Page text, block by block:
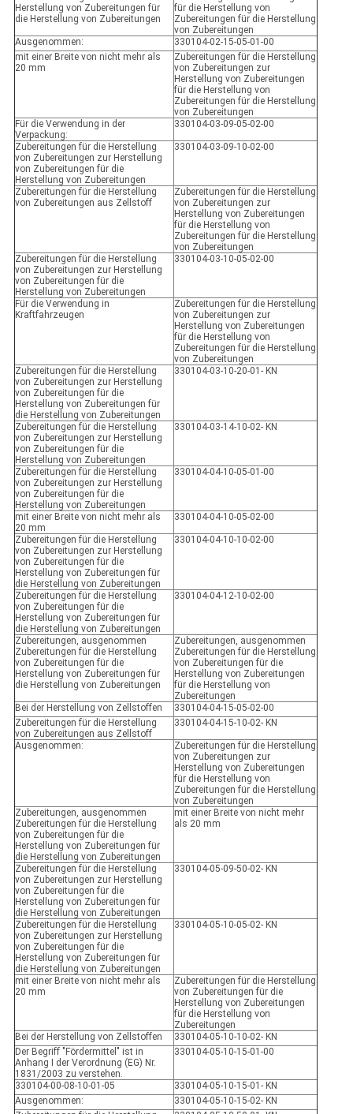
Herstellung von Zubereitungen für
die Herstellung von Zubereitungen
für die Herstellung von
Zubereitungen für die Herstellung
von Zubereitungen
Ausgenommen:
330104-02-15-05-01-00
mit einer Breite von nicht mehr als
20 mm
Zubereitungen für die Herstellung
von Zubereitungen zur
Herstellung von Zubereitungen
für die Herstellung von
Zubereitungen für die Herstellung
von Zubereitungen
Für die Verwendung in der
Verpackung:
330104-03-09-05-02-00
Zubereitungen für die Herstellung
von Zubereitungen zur Herstellung
von Zubereitungen für die
Herstellung von Zubereitungen
330104-03-09-10-02-00
Zubereitungen für die Herstellung
von Zubereitungen aus Zellstoff
Zubereitungen für die Herstellung
von Zubereitungen zur
Herstellung von Zubereitungen
für die Herstellung von
Zubereitungen für die Herstellung
von Zubereitungen
Zubereitungen für die Herstellung
von Zubereitungen zur Herstellung
von Zubereitungen für die
Herstellung von Zubereitungen
330104-03-10-05-02-00
Für die Verwendung in
Kraftfahrzeugen
Zubereitungen für die Herstellung
von Zubereitungen zur
Herstellung von Zubereitungen
für die Herstellung von
Zubereitungen für die Herstellung
von Zubereitungen
Zubereitungen für die Herstellung
von Zubereitungen zur Herstellung
von Zubereitungen für die
Herstellung von Zubereitungen für
die Herstellung von Zubereitungen
330104-03-10-20-01- KN
Zubereitungen für die Herstellung
von Zubereitungen zur Herstellung
von Zubereitungen für die
Herstellung von Zubereitungen
330104-03-14-10-02- KN
Zubereitungen für die Herstellung
von Zubereitungen zur Herstellung
von Zubereitungen für die
Herstellung von Zubereitungen
330104-04-10-05-01-00
mit einer Breite von nicht mehr als
20 mm
330104-04-10-05-02-00
Zubereitungen für die Herstellung
von Zubereitungen zur Herstellung
von Zubereitungen für die
Herstellung von Zubereitungen für
die Herstellung von Zubereitungen
330104-04-10-10-02-00
Zubereitungen für die Herstellung
von Zubereitungen für die
Herstellung von Zubereitungen für
die Herstellung von Zubereitungen
330104-04-12-10-02-00
Zubereitungen, ausgenommen
Zubereitungen für die Herstellung
von Zubereitungen für die
Herstellung von Zubereitungen für
die Herstellung von Zubereitungen
Zubereitungen, ausgenommen
Zubereitungen für die Herstellung
von Zubereitungen für die
Herstellung von Zubereitungen
für die Herstellung von
Zubereitungen
Bei der Herstellung von Zellstoffen
330104-04-15-05-02-00
Zubereitungen für die Herstellung
von Zubereitungen aus Zellstoff
330104-04-15-10-02- KN
Ausgenommen:
Zubereitungen für die Herstellung
von Zubereitungen zur
Herstellung von Zubereitungen
für die Herstellung von
Zubereitungen für die Herstellung
von Zubereitungen
Zubereitungen, ausgenommen
Zubereitungen für die Herstellung
von Zubereitungen für die
Herstellung von Zubereitungen für
die Herstellung von Zubereitungen
mit einer Breite von nicht mehr
als 20 mm
Zubereitungen für die Herstellung
von Zubereitungen zur Herstellung
von Zubereitungen für die
Herstellung von Zubereitungen für
die Herstellung von Zubereitungen
330104-05-09-50-02- KN
Zubereitungen für die Herstellung
von Zubereitungen zur Herstellung
von Zubereitungen für die
Herstellung von Zubereitungen für
die Herstellung von Zubereitungen
330104-05-10-05-02- KN
mit einer Breite von nicht mehr als
20 mm
Zubereitungen für die Herstellung
von Zubereitungen für die
Herstellung von Zubereitungen
für die Herstellung von
Zubereitungen
Bei der Herstellung von Zellstoffen
330104-05-10-10-02- KN
Der Begriff "Fördermittel" ist in
Anhang I der Verordnung (EG) Nr.
1831/2003 zu verstehen.
330104-05-10-15-01-00
330104-00-08-10-01-05
330104-05-10-15-01- KN
Ausgenommen:
330104-05-10-15-02- KN